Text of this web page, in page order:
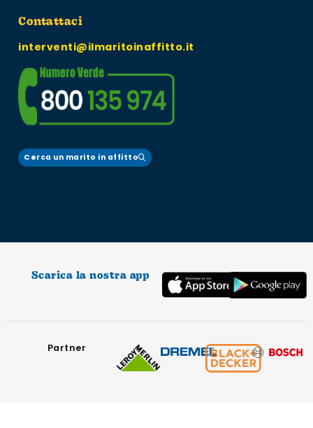
Contattaci
interventi@ilmaritoinaffitto.it
Cerca un marito in affitto
Scarica la nostra app
Partner